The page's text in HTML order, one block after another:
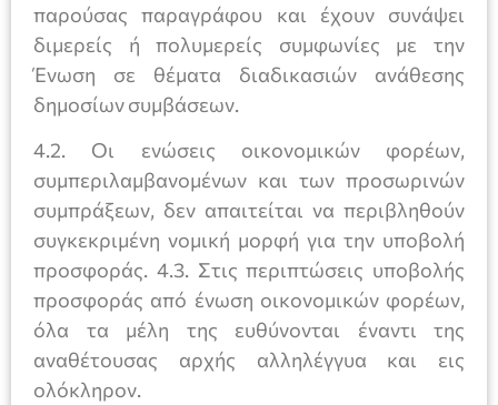
παρούσας παραγράφου και έχουν συνάψει
διµερείς ή πολυµερείς συµφωνίες µε την
Ένωση σε θέµατα διαδικασιών ανάθεσης
δηµοσίων συµβάσεων.
4.2. Οι ενώσεις οικονοµικών φορέων,
συµπεριλαµβανοµένων και των προσωρινών
συµπράξεων, δεν απαιτείται να περιβληθούν
συγκεκριµένη νοµική µορφή για την υποβολή
προσφοράς. 4.3. Στις περιπτώσεις υποβολής
προσφοράς από ένωση οικονοµικών φορέων,
όλα τα µέλη της ευθύνονται έναντι της
αναθέτουσας αρχής αλληλέγγυα και εις
ολόκληρον.